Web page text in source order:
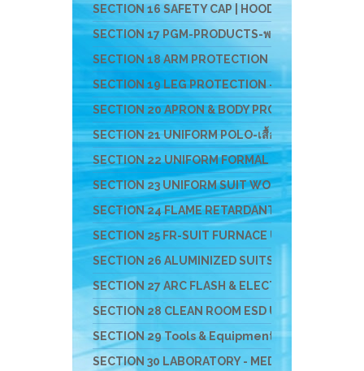
SECTION 16 SAFETY CAP | HOOD | หมวกผ้า หมว
SECTION 17 PGM-PRODUCTS-พรม-กระเป๋า-ร่ม-
SECTION 18 ARM PROTECTION - ปลอกแขนนิรภัย
SECTION 19 LEG PROTECTION - ปลอกขานิรภัย
SECTION 20 APRON & BODY PROTECTION- เอี๊ย
SECTION 21 UNIFORM POLO-เสื้อโปโล-เสื้อ T-
SECTION 22 UNIFORM FORMAL OFFICE SUIT
SECTION 23 UNIFORM SUIT WORKSHOP SUIT
SECTION 24 FLAME RETARDANT FABRIC [FR-
SECTION 25 FR-SUIT FURNACE UNIFORM ผ้ากั
SECTION 26 ALUMINIZED SUITS - ชุดป้องกันควา
SECTION 27 ARC FLASH & ELECTRICAL PPE
SECTION 28 CLEAN ROOM ESD UNIFROM &
SECTION 29 Tools & Equipment For
SECTION 30 LABORATORY - MEDICAL -